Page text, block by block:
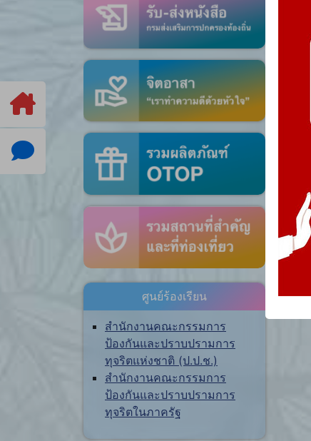
ศูนย์ร้องเรียน
สำนักงานคณะกรรมการ
ป้องกันและปราบปรามการ
ทุจริตแห่งชาติ (ป.ป.ช.)
สำนักงานคณะกรรมการ
ป้องกันและปราบปรามการ
ทุจริตในภาครัฐ